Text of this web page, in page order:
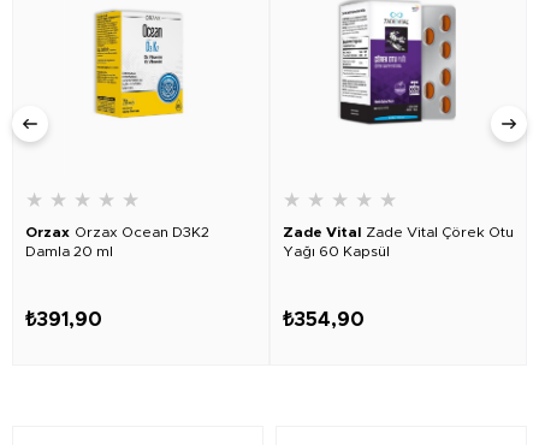
★ ★ ★ ★ ★
Orzax Orzax Ocean D3K2
Damla 20 ml
₺391,90
★ ★ ★ ★ ★
Zade Vital Zade Vital Çörek Otu
Yağı 60 Kapsül
₺354,90